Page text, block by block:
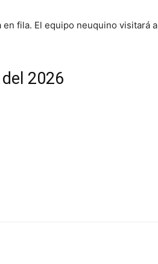
fila. El equipo neuquino visitará a
2026